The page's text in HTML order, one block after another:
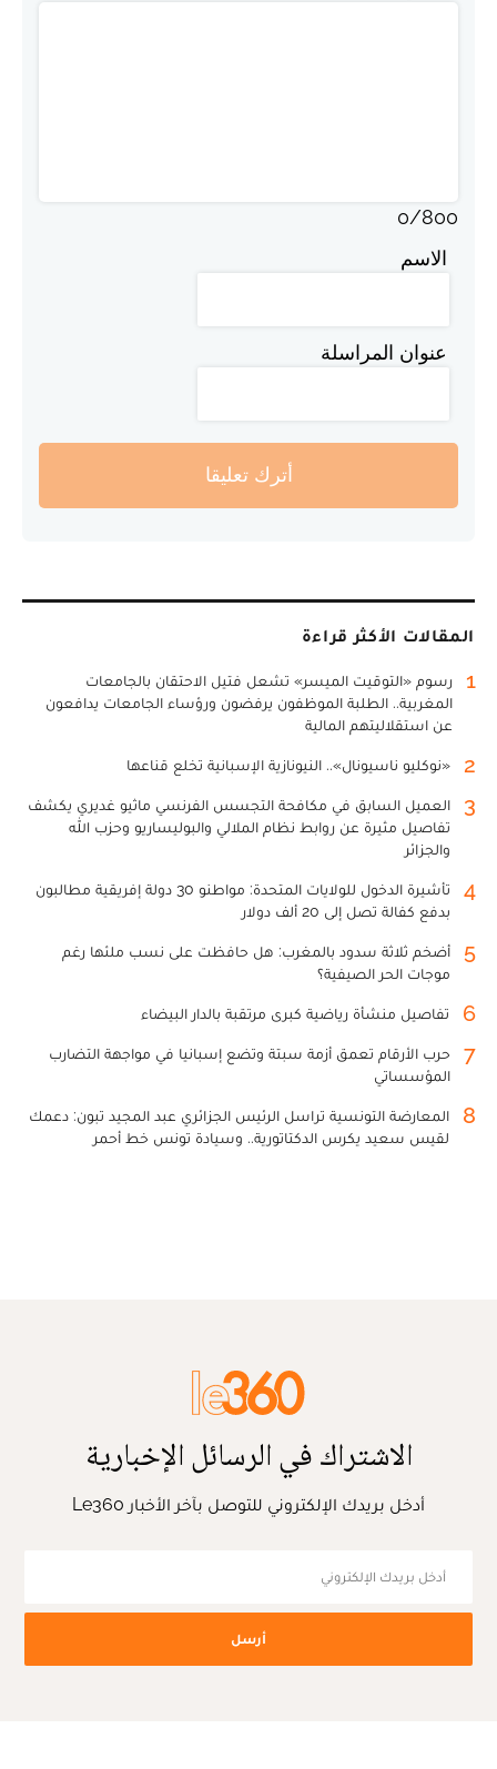
0/800
الاسم
عنوان المراسلة
أترك تعليقا
المقالات الأكثر قراءة
1
رسوم «التوقيت الميسر» تشعل فتيل الاحتقان بالجامعات
المغربية.. الطلبة الموظفون يرفضون ورؤساء الجامعات يدافعون
عن استقلاليتهم المالية
2 «نوكليو ناسيونال».. النيونازية الإسبانية تخلع قناعها
3
العميل السابق في مكافحة التجسس الفرنسي ماثيو غديري يكشف
تفاصيل مثيرة عن روابط نظام الملالي والبوليساريو وحزب الله
والجزائر
4
تأشيرة الدخول للولايات المتحدة: مواطنو 30 دولة إفريقية مطالبون
بدفع كفالة تصل إلى 20 ألف دولار
5
أضخم ثلاثة سدود بالمغرب: هل حافظت على نسب ملئها رغم
موجات الحر الصيفية؟
6 تفاصيل منشأة رياضية كبرى مرتقبة بالدار البيضاء
7
حرب الأرقام تعمق أزمة سبتة وتضع إسبانيا في مواجهة التضارب
المؤسساتي
8
المعارضة التونسية تراسل الرئيس الجزائري عبد المجيد تبون: دعمك
لقيس سعيد يكرس الدكتاتورية.. وسيادة تونس خط أحمر
الاشتراك في الرسائل الإخبارية
أدخل بريدك الإلكتروني للتوصل بآخر الأخبار Le360
أرسل